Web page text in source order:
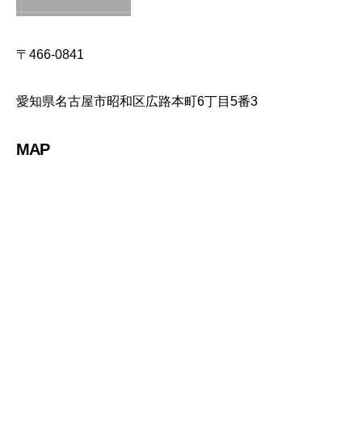
〒466-0841
愛知県名古屋市昭和区広路本町6丁目5番3
MAP